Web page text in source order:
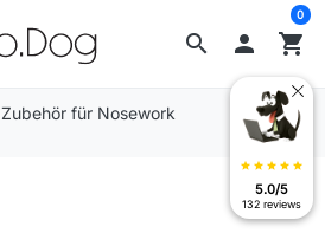
search  shopping_cart
0
Zubehör für Nosework
star star star star star
5.0/5
132 reviews